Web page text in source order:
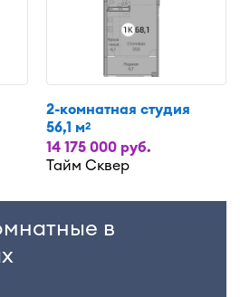
2-комнатная студия
56,1 м2
14 175 000 руб.
Тайм Сквер
в